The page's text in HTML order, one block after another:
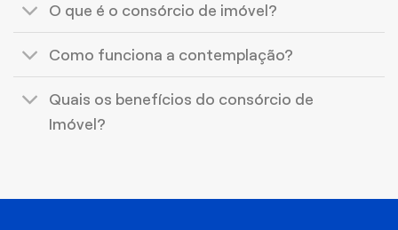
O que é o consórcio de imóvel?
Como funciona a contemplação?
Quais os benefícios do consórcio de
Imóvel?